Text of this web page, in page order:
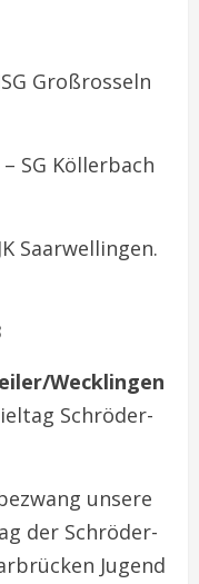
Großrosseln
SG Köllerbach
Saarwellingen.
Wecklingen
Schröder-
unsere
der Schröder-
Jugend